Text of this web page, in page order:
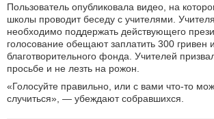
БЛОГ
Пользователь опубликовала видео, на
школы проводит беседу с учителями.
необходимо поддержать действующего
голосование обещают заплатить 300 гривен
благотворительного фонда. Учителей
просьбе и не лезть на рожон.
«Голосуйте правильно, или с вами что-то
случиться», — убеждают собравшихся.